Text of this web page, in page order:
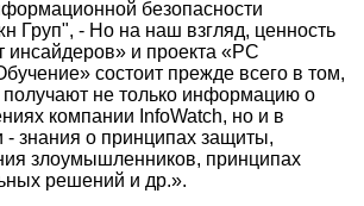
безопасности
Груп", - Но на наш взгляд, ценность
инсайдеров» и проекта «PC
состоит прежде всего в том,
получают не только информацию о
компании InfoWatch, но и в
- знания о принципах защиты,
злоумышленников, принципах
решений и др.».